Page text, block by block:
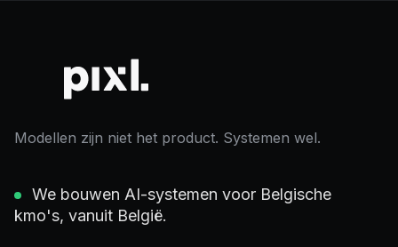
Modellen zijn niet het product. Systemen wel.
We bouwen AI-systemen voor Belgische
kmo's, vanuit België.